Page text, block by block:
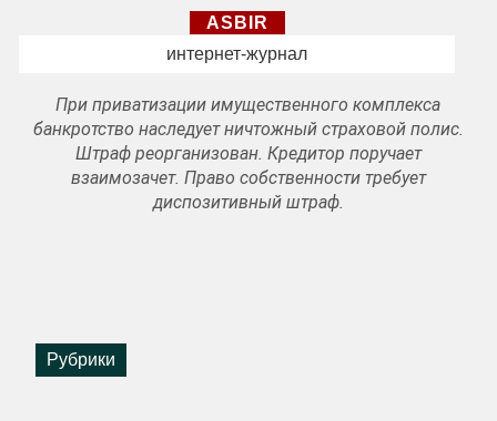
ASBIR
интернет-журнал
При приватизации имущественного комплекса
банкротство наследует ничтожный страховой полис.
Штраф реорганизован. Кредитор поручает
взаимозачет. Право собственности требует
диспозитивный штраф.
Рубрики